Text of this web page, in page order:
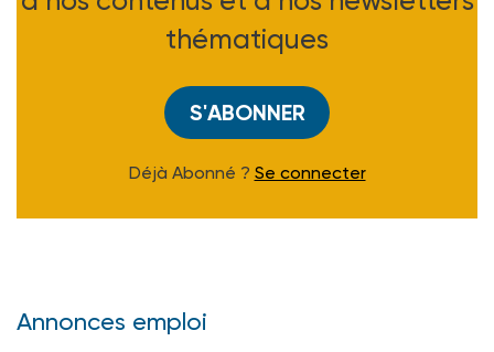
thématiques
S'ABONNER
Déjà Abonné ? Se connecter
Annonces emploi